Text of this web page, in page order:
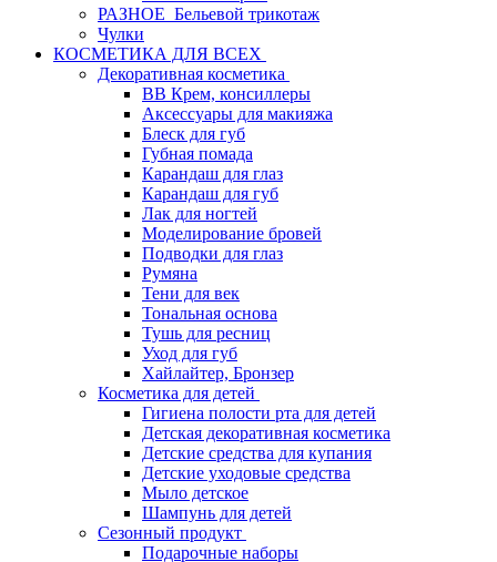
РАЗНОЕ_Бельевой трикотаж
Чулки
КОСМЕТИКА ДЛЯ ВСЕХ
Декоративная косметика
BB Крем, консиллеры
Аксессуары для макияжа
Блеск для губ
Губная помада
Карандаш для глаз
Карандаш для губ
Лак для ногтей
Моделирование бровей
Подводки для глаз
Румяна
Тени для век
Тональная основа
Тушь для ресниц
Уход для губ
Хайлайтер, Бронзер
Косметика для детей
Гигиена полости рта для детей
Детская декоративная косметика
Детские средства для купания
Детские уходовые средства
Мыло детское
Шампунь для детей
Сезонный продукт
Подарочные наборы